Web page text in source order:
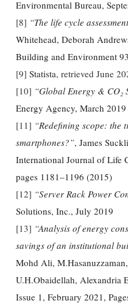
Environmental Bureau,
[8] “The life cycle
Whitehead, Deborah
Building and Environment
[9] Statista, retrieved June
[10] “Global Energy & CO₂
Energy Agency, March 2019
[11] “Redefining scope: the
smartphones?”, James
International Journal of Life
pages 1181–1196 (2015)
[12] “Server Rack Power
Solutions, Inc., July 2019
[13] “Analysis of energy
savings of an institutional
Mohd Ali,
U.H.Obaidellah, Alexandria
Issue 1, February 2021,